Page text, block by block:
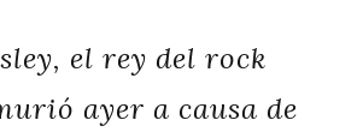
el rey del rock
ayer a causa de